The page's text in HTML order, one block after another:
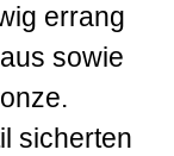
errang
sowie
sicherten